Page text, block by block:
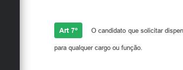
Art 7º O candidato que solicitar
para qualquer cargo ou função.